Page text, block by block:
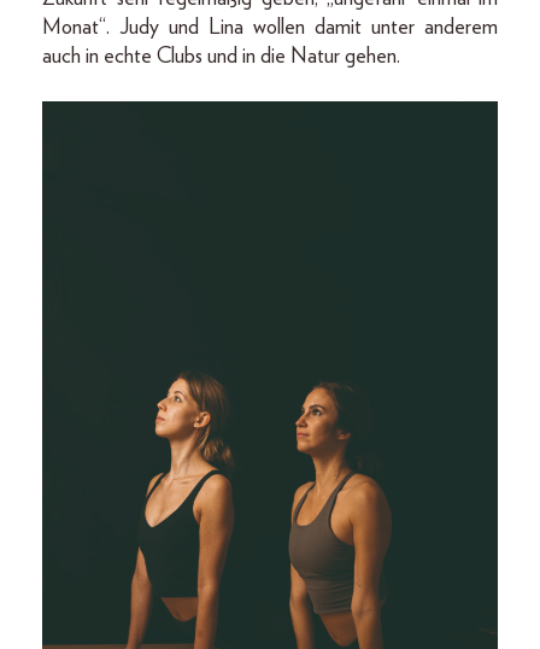
Monat“. Judy und Lina wollen damit unter anderem
auch in echte Clubs und in die Natur gehen.